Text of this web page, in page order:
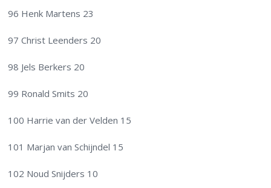
96 Henk Martens 23
97 Christ Leenders 20
98 Jels Berkers 20
99 Ronald Smits 20
100 Harrie van der Velden 15
101 Marjan van Schijndel 15
102 Noud Snijders 10